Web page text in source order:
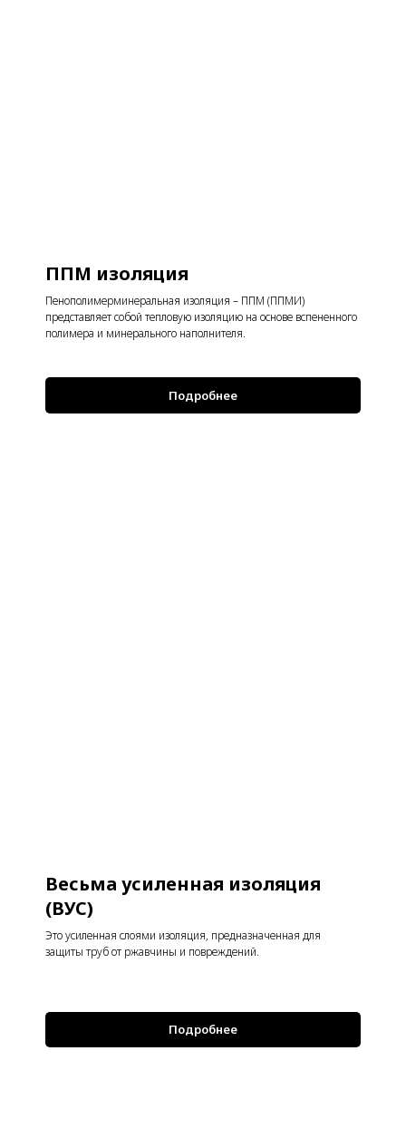
ППМ изоляция
Пенополимерминеральная изоляция – ППМ (ППМИ)
представляет собой тепловую изоляцию на основе вспененного
полимера и минерального наполнителя.
Подробнее
Весьма усиленная изоляция
(ВУС)
Это усиленная слоями изоляция, предназначенная для
защиты труб от ржавчины и повреждений.
Подробнее